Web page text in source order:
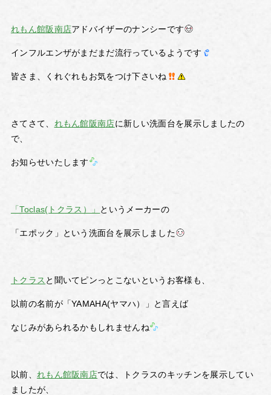
れもん館阪南店アドバイザーのナンシーです
インフルエンザがまだまだ流行っているようです
皆さま、くれぐれもお気をつけ下さいね
さてさて、 れもん館阪南店に新しい洗面台を展示しましたの
で、
お知らせいたします
「Toclas(トクラス）」 というメーカーの
「エポック」という洗面台を展示しました
トクラス と聞いてピンっとこないというお客様も、
以前の名前が「YAMAHA(ヤマハ）」と言えば
なじみがあられるかもしれませんね
以前、 れもん館阪南店では、トクラスのキッチンを展示してい
ましたが、